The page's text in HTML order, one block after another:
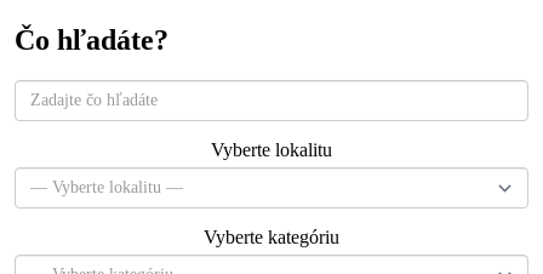
Čo hľadáte?
Vyberte lokalitu
Vyberte kategóriu